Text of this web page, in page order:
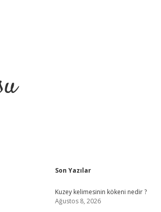
Sidebar
Son Yazılar
Kuzey kelimesinin kökeni nedir ?
Ağustos 8, 2026